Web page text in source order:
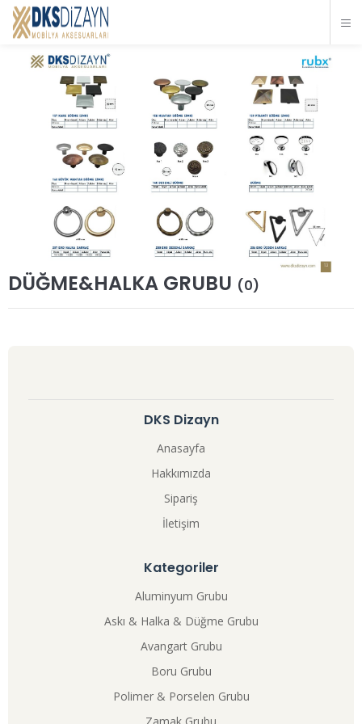
DÜĞME&HALKA GRUBU (0)
DKS Dizayn
Anasayfa
Hakkımızda
Sipariş
İletişim
Kategoriler
Aluminyum Grubu
Askı & Halka & Düğme Grubu
Avangart Grubu
Boru Grubu
Polimer & Porselen Grubu
Zamak Grubu